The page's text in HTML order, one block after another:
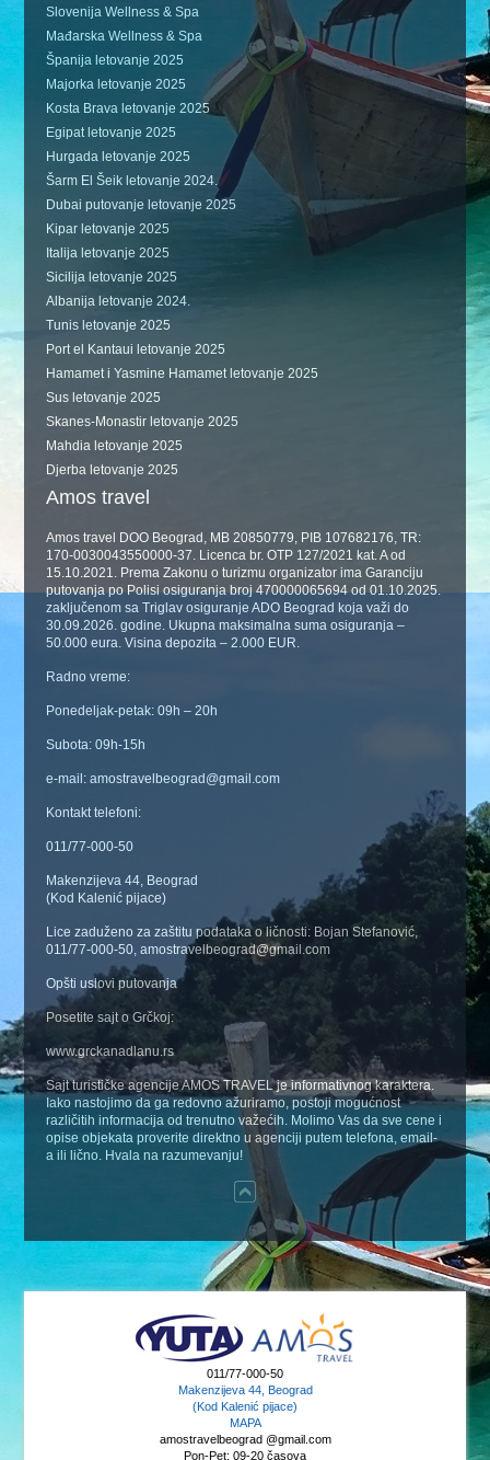
Slovenija Wellness & Spa
Mađarska Wellness & Spa
Španija letovanje 2025
Majorka letovanje 2025
Kosta Brava letovanje 2025
Egipat letovanje 2025
Hurgada letovanje 2025
Šarm El Šeik letovanje 2024.
Dubai putovanje letovanje 2025
Kipar letovanje 2025
Italija letovanje 2025
Sicilija letovanje 2025
Albanija letovanje 2024.
Tunis letovanje 2025
Port el Kantaui letovanje 2025
Hamamet i Yasmine Hamamet letovanje 2025
Sus letovanje 2025
Skanes-Monastir letovanje 2025
Mahdia letovanje 2025
Djerba letovanje 2025
Amos travel
Amos travel DOO Beograd, MB 20850779, PIB 107682176, TR:
170-0030043550000-37. Licenca br. OTP 127/2021 kat. A od
15.10.2021. Prema Zakonu o turizmu organizator ima Garanciju
putovanja po Polisi osiguranja broj 470000065694 od 01.10.2025.
zaključenom sa Triglav osiguranje ADO Beograd koja važi do
30.09.2026. godine. Ukupna maksimalna suma osiguranja –
50.000 eura. Visina depozita – 2.000 EUR.
Radno vreme:
Ponedeljak-petak: 09h – 20h
Subota: 09h-15h
e-mail: amostravelbeograd@gmail.com
Kontakt telefoni:
011/77-000-50
Makenzijeva 44, Beograd
(Kod Kalenić pijace)
Lice zaduženo za zaštitu podataka o ličnosti: Bojan Stefanović,
011/77-000-50, amostravelbeograd@gmail.com
Opšti uslovi putovanja
Posetite sajt o Grčkoj:
www.grckanadlanu.rs
Sajt turističke agencije AMOS TRAVEL je informativnog karaktera.
Iako nastojimo da ga redovno ažuriramo, postoji mogućnost
različitih informacija od trenutno važećih. Molimo Vas da sve cene i
opise objekata proverite direktno u agenciji putem telefona, email-
a ili lično. Hvala na razumevanju!
011/77-000-50
Makenzijeva 44, Beograd
(Kod Kalenić pijace)
MAPA
amostravelbeograd @gmail.com
Pon-Pet: 09-20 časova